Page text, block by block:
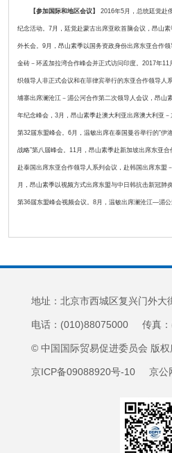
【参加国际和地区会议】 2016年5月，总统廷觉赴
纪念活动。7月，廷觉赴蒙古出席亚欧首脑会议，昂山
外长会。9月，昂山素季以国务资政身份出席东亚合作
金砖－环孟加拉湾合作峰会并正式访问印度。2017年
织领导人非正式会议和在菲律宾举行的东亚合作领导人
埔寨出席澜沧江－湄公河合作第二次领导人会议，昂山
年纪念峰会，3月，昂山素季赴澳大利亚出席澳大利亚
第32届东盟峰会。6月，温敏出席在泰国曼谷举行的“伊
战略”第八届峰会。11月，昂山素季赴新加坡出席东亚
赴泰国出席东亚合作领导人系列会议，赴韩国出席东盟
月，昂山素季以视频方式出席东盟与中日韩抗击新冠肺
第36届东盟峰会视频会议。8月，温敏出席澜沧江—湄公
地址：北京市西城区复兴门外
电话：(010)88075000 传真：
© 中国国际贸易促进委员会 版权
京ICP备09088920号-10 京公